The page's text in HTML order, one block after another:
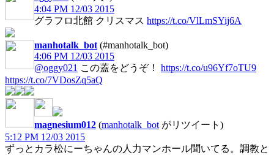
4:04 PM 12/03 2015
グラフロ北館 クリスマス https://t.co/VlLmSYij6A
manhotalk_bot (#manhotalk_bot)
4:06 PM 12/03 2015
@oggy021 この蓋をどうぞ！ https://t.co/u96Yf7oTU9
https://t.co/7VDosZq5aQ
magnesium012 (manhotalk_bot がリツイート)
5:12 PM 12/03 2015
ずっとカラ松にーちゃんの人力マンホール聞いてる。調教と